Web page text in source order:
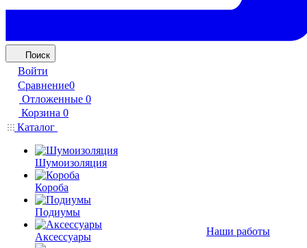
Поиск
Войти
Сравнение0
Отложенные 0
Корзина 0
Каталог
Шумоизоляция
Короба
Подиумы
Аксессуары
Наши работы